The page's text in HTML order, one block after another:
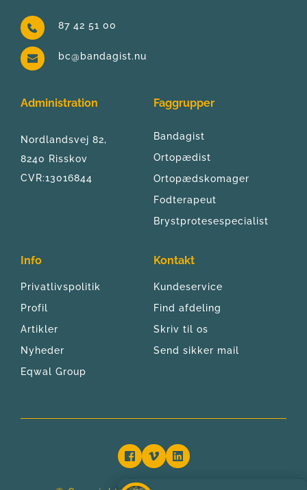
87 42 51 00
bc@bandagist.nu
Administration
Nordlandsvej 82,
8240 Risskov
CVR:13016844
Faggrupper
Bandagist
Ortopædist
Ortopædskomager
Fodterapeut
Brystprotesespecialist
Info
Privatlivspolitik
Profil
Artikler
Nyheder
Eqwal Group
Kontakt
Kundeservice
Find afdeling
Skriv til os
Send sikker mail